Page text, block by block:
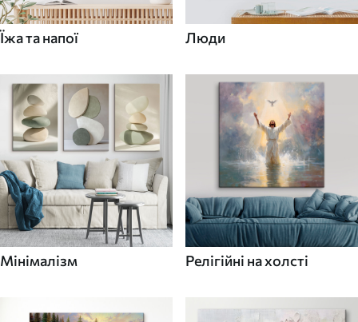
Їжа та напої Люди
Мінімалізм Релігійні на холсті